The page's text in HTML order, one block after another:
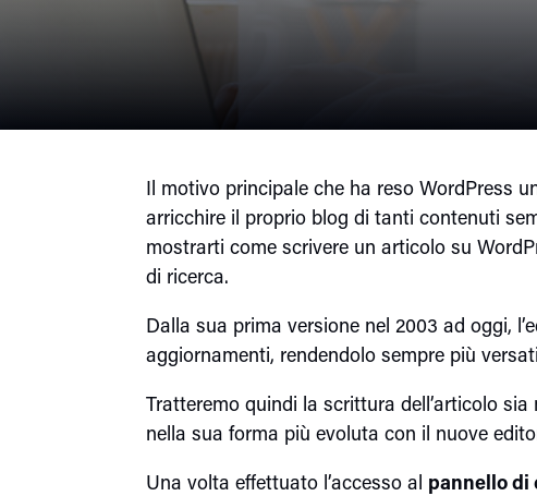
Il motivo principale che ha reso WordPress
arricchire il proprio blog di tanti contenuti
mostrarti come scrivere un articolo su
di ricerca.
Dalla sua prima versione nel 2003 ad oggi,
aggiornamenti, rendendolo sempre più
Tratteremo quindi la scrittura dell’articolo
nella sua forma più evoluta con il nuove
Una volta effettuato l’accesso al pannello di